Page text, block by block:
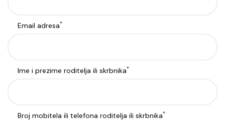
Email adresa*
Ime i prezime roditelja ili skrbnika*
Broj mobitela ili telefona roditelja ili skrbnika*